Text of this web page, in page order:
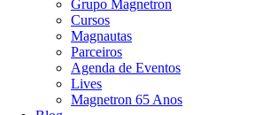
Grupo Magnetron
Cursos
Magnautas
Parceiros
Agenda de Eventos
Lives
Magnetron 65 Anos